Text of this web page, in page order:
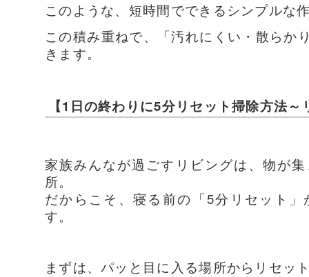
このような、短時間でできるシンプルな
この積み重ねで、「汚れにくい・散らか
きます。
【1日の終わりに5分リセット掃除方法
家族みんなが過ごすリビングは、物が
所。
だからこそ、寝る前の「5分リセット
す。
まずは、パッと目に入る場所からリセッ